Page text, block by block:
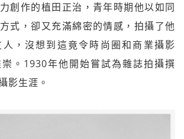
創作的植田正治，青年時期他以如同
方式，卻又充滿綿密的情感，拍攝了他
，沒想到這竟令時尚圈和商業攝影
。1930年他開始嘗試為雜誌拍攝撰
影生涯。